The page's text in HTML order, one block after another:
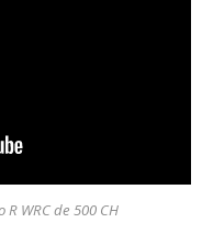
WRC de 500 CH